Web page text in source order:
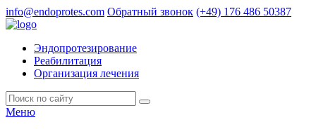
info@endoprotes.com Обратный звонок (+49) 176 486 50387
Эндопротезирование
Реабилитация
Организация лечения
Меню